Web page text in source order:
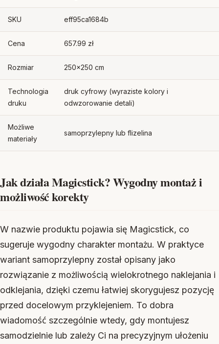
SKU eff95ca1684b
Cena 657.99 zł
Rozmiar 250×250 cm
Technologia
druku
druk cyfrowy (wyraziste kolory i
odwzorowanie detali)
Możliwe
materiały
samoprzylepny lub flizelina
Jak działa Magicstick? Wygodny montaż i
możliwość korekty
W nazwie produktu pojawia się Magicstick, co
sugeruje wygodny charakter montażu. W praktyce
wariant samoprzylepny został opisany jako
rozwiązanie z możliwością wielokrotnego naklejania i
odklejania, dzięki czemu łatwiej skorygujesz pozycję
przed docelowym przyklejeniem. To dobra
wiadomość szczególnie wtedy, gdy montujesz
samodzielnie lub zależy Ci na precyzyjnym ułożeniu